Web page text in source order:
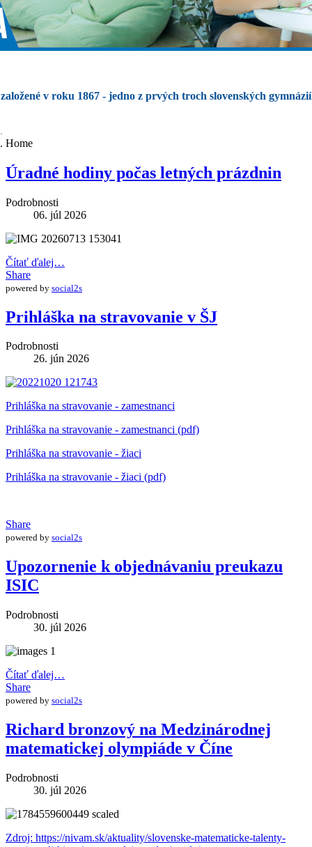
založené v roku 1867 - jedno z prvých troch slovenských gymnázií
Home
Úradné hodiny počas letných prázdnin
Podrobnosti
06. júl 2026
Čítať ďalej…
Share
powered by social2s
Prihláška na stravovanie v ŠJ
Podrobnosti
26. jún 2026
Prihláška na stravovanie - zamestnanci
Prihláška na stravovanie - zamestnanci (pdf)
Prihláška na stravovanie - žiaci
Prihláška na stravovanie - žiaci (pdf)
Share
powered by social2s
Upozornenie k objednávaniu preukazu
ISIC
Podrobnosti
30. júl 2026
Čítať ďalej…
Share
powered by social2s
Richard bronzový na Medzinárodnej
matematickej olympiáde v Číne
Podrobnosti
30. júl 2026
Zdroj: https://nivam.sk/aktuality/slovenske-matematicke-talenty-